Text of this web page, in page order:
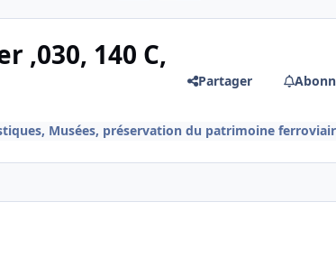
,030, 140 C,
Partager
Musées, préservation du patrimoine